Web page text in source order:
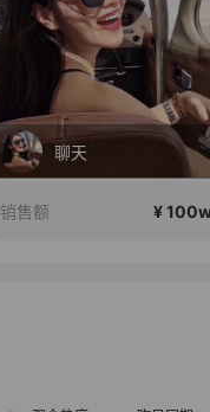
聊天
销售额 ¥